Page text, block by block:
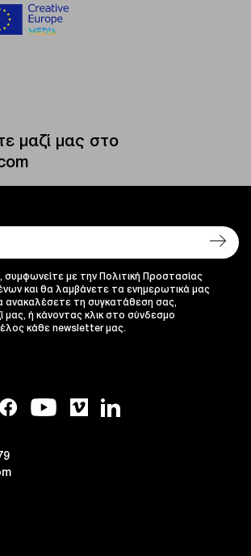
μαζί μας στο
με την Πολιτική Προστασίας
και θα λαμβάνετε τα ενημερωτικά μας
ανακαλέσετε τη συγκατάθεση σας,
μας, ή κάνοντας κλικ στο σύνδεσμο
κάθε newsletter μας.